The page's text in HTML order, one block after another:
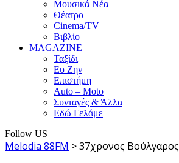
Μουσικά Νέα
Θέατρο
Cinema/TV
Βιβλίο
MAGAZINE
Ταξίδι
Ευ Ζην
Επιστήμη
Auto – Moto
Συνταγές & Άλλα
Εδώ Γελάμε
Follow US
Melodia 88FM >37χρονος Βούλγαρος